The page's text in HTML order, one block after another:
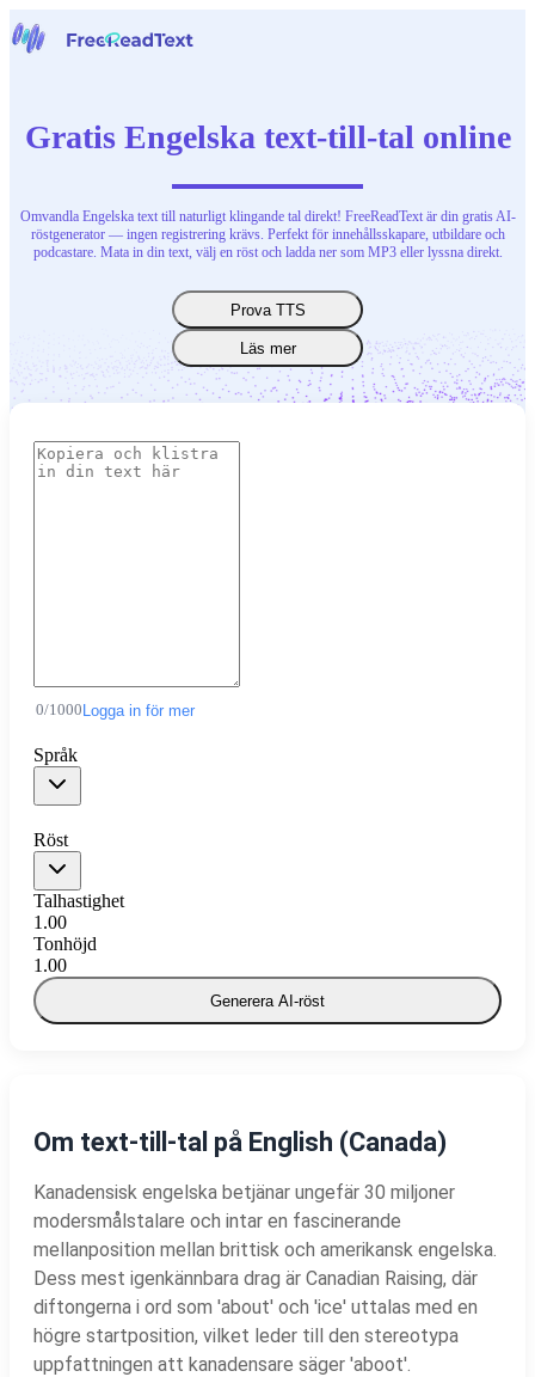
Verktyg
Kontakta oss
Gratis Engelska text-till-tal online
Omvandla Engelska text till naturligt klingande tal direkt! FreeReadText är din gratis AI-
röstgenerator — ingen registrering krävs. Perfekt för innehållsskapare, utbildare och
podcastare. Mata in din text, välj en röst och ladda ner som MP3 eller lyssna direkt.
Prova TTS
Läs mer
0/1000 Logga in för mer
Språk
Röst
Talhastighet
1.00
Tonhöjd
1.00
Generera AI-röst
Om text-till-tal på English (Canada)
Kanadensisk engelska betjänar ungefär 30 miljoner
modersmålstalare och intar en fascinerande
mellanposition mellan brittisk och amerikansk engelska.
Dess mest igenkännbara drag är Canadian Raising, där
diftongerna i ord som 'about' och 'ice' uttalas med en
högre startposition, vilket leder till den stereotypa
uppfattningen att kanadensare säger 'aboot'.